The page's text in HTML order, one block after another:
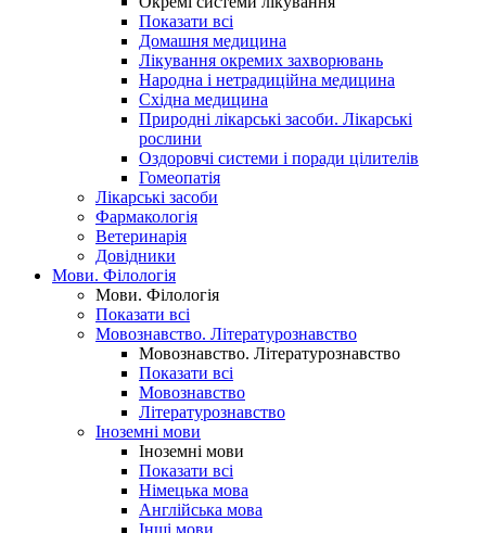
Показати всі
Домашня медицина
Лікування окремих захворювань
Народна і нетрадиційна медицина
Східна медицина
Природні лікарські засоби. Лікарські
рослини
Оздоровчі системи і поради цілителів
Гомеопатія
Лікарські засоби
Фармакологія
Ветеринарія
Довідники
Мови. Філологія
Мови. Філологія
Показати всі
Мовознавство. Літературознавство
Мовознавство. Літературознавство
Показати всі
Мовознавство
Літературознавство
Іноземні мови
Іноземні мови
Показати всі
Німецька мова
Англійська мова
Інші мови